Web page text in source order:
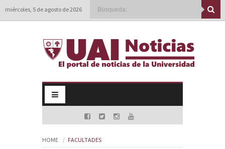
miércoles, 5 de agosto de 2026
HOME FACULTADES